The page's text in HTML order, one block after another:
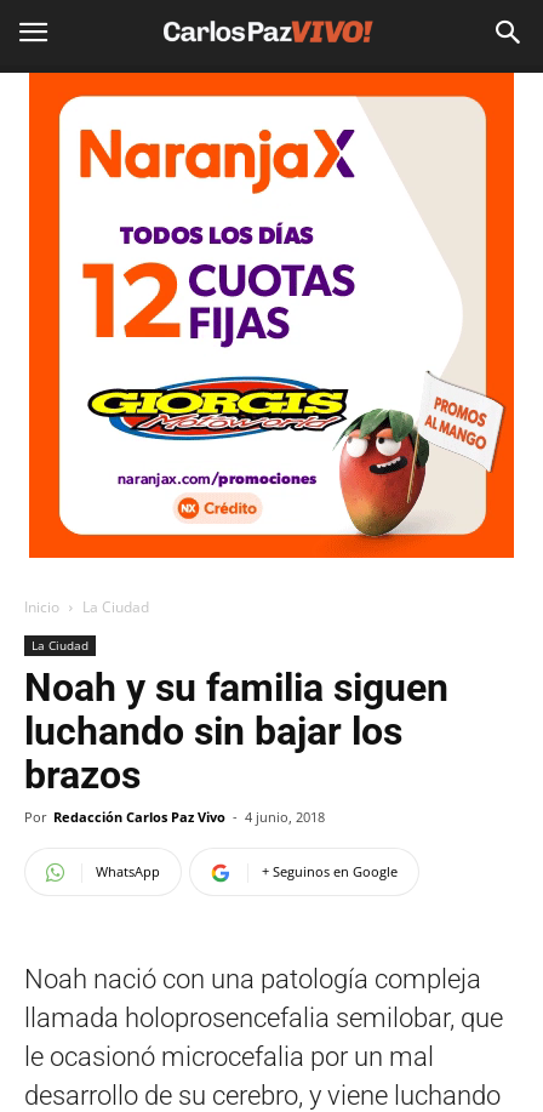
Inicio La Ciudad
La Ciudad
Noah y su familia siguen
luchando sin bajar los
brazos
Por Redacción Carlos Paz Vivo - 4 junio, 2018
WhatsApp + Seguinos en Google
Noah nació con una patología compleja
llamada holoprosencefalia semilobar, que
le ocasionó microcefalia por un mal
desarrollo de su cerebro, y viene luchando